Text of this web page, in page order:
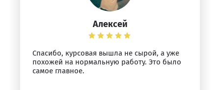
Алексей
Спасибо, курсовая вышла не сырой, а уже
похожей на нормальную работу. Это было
самое главное.